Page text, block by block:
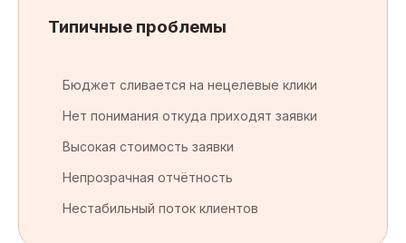
Типичные проблемы
Бюджет сливается на нецелевые клики
Нет понимания откуда приходят заявки
Высокая стоимость заявки
Непрозрачная отчётность
Нестабильный поток клиентов